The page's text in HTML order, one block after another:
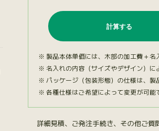
製品本体単価には、木部の加工費＋名
名入れの内容（サイズやデザイン）に
パッケージ（包装形態）の仕様は、製
各種仕様はご希望によって変更が可
詳細見積、ご発注手続き、その他ご質